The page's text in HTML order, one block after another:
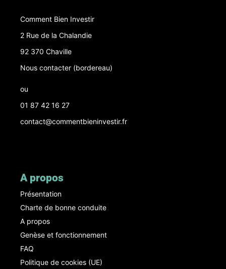
Comment Bien Investir
2 Rue de la Chalandie
92 370 Chaville
Nous contacter (bordereau)
ou
01 87 42 16 27
contact@commentbieninvestir.fr
A propos
Présentation
Charte de bonne conduite
A propos
Genèse et fonctionnement
FAQ
Politique de cookies (UE)